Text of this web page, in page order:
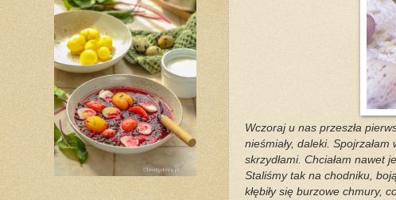
Wczoraj u nas przeszła
nieśmiały, daleki.
skrzydłami. Chciałam nawet
Staliśmy tak na chodniku,
kłębiły się burzowe chmury,